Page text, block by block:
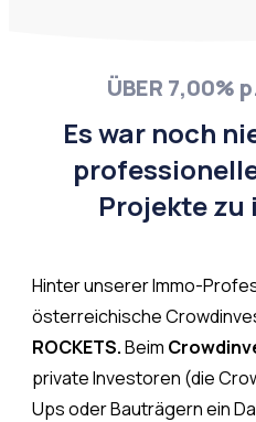
ÜBER 7,00%
Es war noch
Projekte
Hinter unserer Immo-
österreichische
ROCKETS.Beim
private Investoren (die
Ups oder Bauträgern ein